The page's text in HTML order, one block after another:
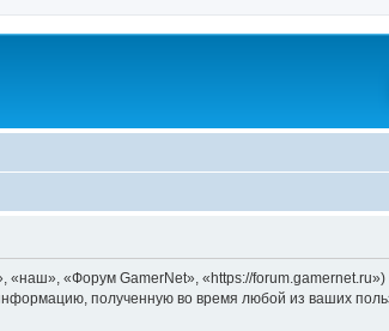
«Форум GamerNet», «https://
полученную во время любой из ваших